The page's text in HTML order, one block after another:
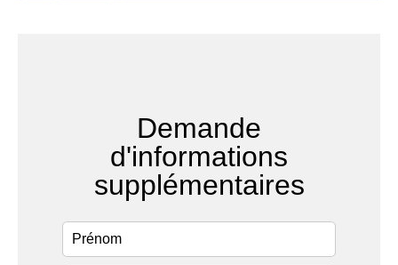
Demande
d'informations
supplémentaires